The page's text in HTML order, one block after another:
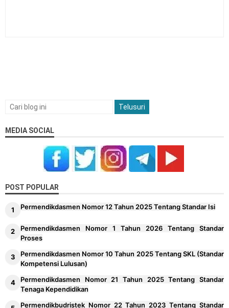
MEDIA SOCIAL
POST POPULAR
Permendikdasmen Nomor 12 Tahun 2025 Tentang Standar Isi
Permendikdasmen Nomor 1 Tahun 2026 Tentang Standar
Proses
Permendikdasmen Nomor 10 Tahun 2025 Tentang SKL (Standar
Kompetensi Lulusan)
Permendikdasmen Nomor 21 Tahun 2025 Tentang Standar
Tenaga Kependidikan
Permendikbudristek Nomor 22 Tahun 2023 Tentang Standar